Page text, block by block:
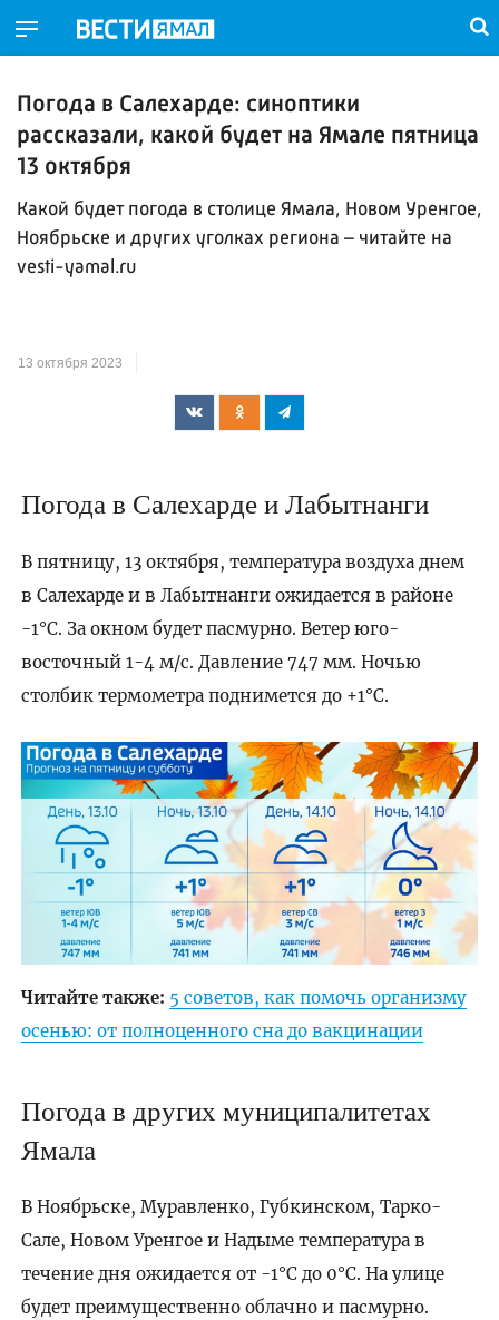
Погода в Салехарде: синоптики
рассказали, какой будет на Ямале пятница
13 октября
Какой будет погода в столице Ямала, Новом Уренгое,
Ноябрьске и других уголках региона – читайте на
vesti-yamal.ru
13 октября 2023
Погода в Салехарде и Лабытнанги
В пятницу, 13 октября, температура воздуха днем
в Салехарде и в Лабытнанги ожидается в районе
-1°C. За окном будет пасмурно. Ветер юго-
восточный 1-4 м/с. Давление 747 мм. Ночью
столбик термометра поднимется до +1°C.
Читайте также: 5 советов, как помочь организму
осенью: от полноценного сна до вакцинации
Погода в других муниципалитетах
Ямала
В Ноябрьске, Муравленко, Губкинском, Тарко-
Сале, Новом Уренгое и Надыме температура в
течение дня ожидается от -1°C до 0°C. На улице
будет преимущественно облачно и пасмурно.